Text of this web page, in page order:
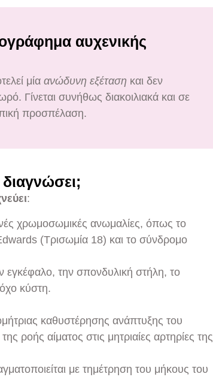
αυχενικής
μία ανώδυνη εξέταση και δεν
Γίνεται συνήθως διακοιλιακά και σε
προσπέλαση.
:
χρωμοσωμικές ανωμαλίες, όπως το
(Τρισωμία 18) και το σύνδρομο
την σπονδυλική στήλη, το
κύστη.
καθυστέρησης ανάπτυξης του
ροής αίματος στις μητριαίες αρτηρίες της
με τημέτρηση του μήκους του